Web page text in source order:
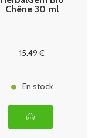
Chêne 30 ml
15.49 €
En stock